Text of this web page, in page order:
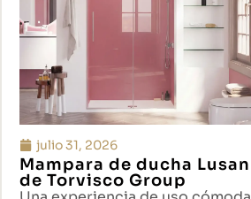
julio 31, 2026
Mampara de ducha Lusan
de Torvisco Group